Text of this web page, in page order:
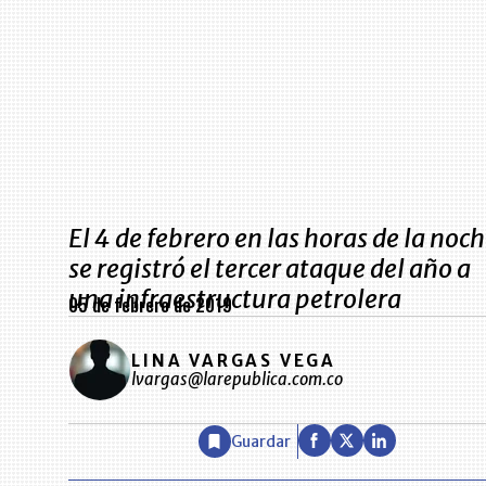
El 4 de febrero en las horas de la
se registró el tercer ataque del año a
una infraestructura petrolera
05 de febrero de 2019
LINA VARGAS VEGA
lvargas@larepublica.com.co
Guardar